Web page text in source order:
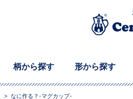
柄から探す 形から探す
> なに作る？-マグカップ-